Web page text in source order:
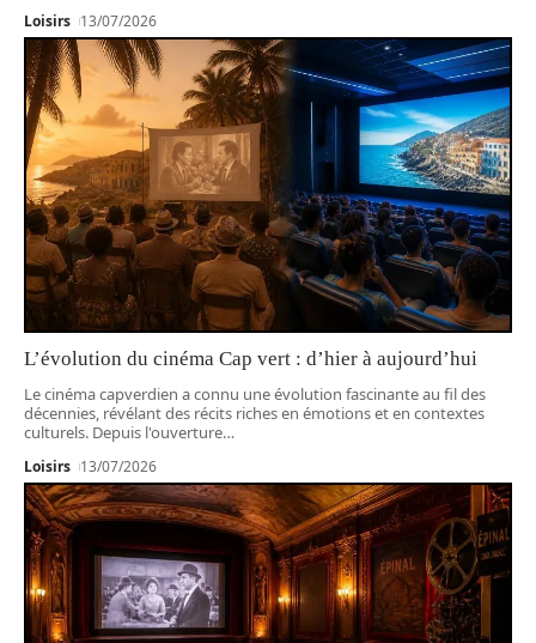
Loisirs 13/07/2026
L’évolution du cinéma Cap vert : d’hier à aujourd’hui
Le cinéma capverdien a connu une évolution fascinante au fil des
décennies, révélant des récits riches en émotions et en contextes
culturels. Depuis l'ouverture…
Loisirs 13/07/2026